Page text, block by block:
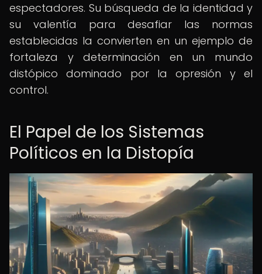
espectadores. Su búsqueda de la identidad y
su valentía para desafiar las normas
establecidas la convierten en un ejemplo de
fortaleza y determinación en un mundo
distópico dominado por la opresión y el
control.
El Papel de los Sistemas
Políticos en la Distopía